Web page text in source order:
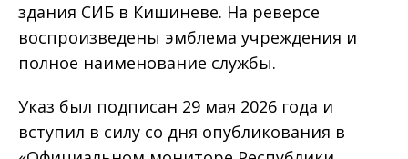
здания СИБ в Кишиневе. На реверсе
воспроизведены эмблема учреждения и
полное наименование службы.
Указ был подписан 29 мая 2026 года и
вступил в силу со дня опубликования в